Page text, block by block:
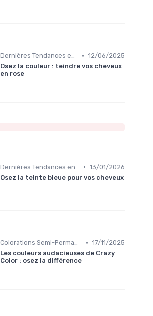
Dernières Tendances en Coloration • 12/06/2025
Osez la couleur : teindre vos cheveux
en rose
• 13/01/2026
Osez la teinte bleue pour vos cheveux
Colorations Semi-Permanentes • 17/11/2025
Les couleurs audacieuses de Crazy
Color : osez la différence